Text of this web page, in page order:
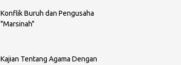
Konflik Buruh dan Pengusaha
"Marsinah"
Kajian Tentang Agama Dengan